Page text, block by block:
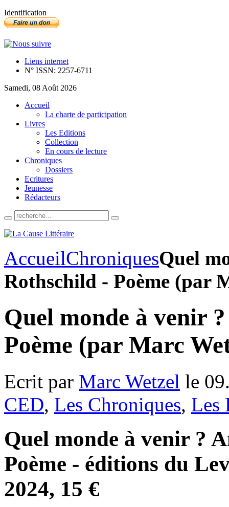
Identification
Liens internet
N° ISSN: 2257-6711
Samedi, 08 Août 2026
Accueil
La charte de participation
Livres
Les Editions
Collection
En cours de lecture
Chroniques
Dossiers
Ecritures
Jeunesse
Rédacteurs
AccueilChroniquesQuel
Rothschild - Poème (par
Quel monde à venir
Poème (par Marc
Ecrit par Marc Wetzel le
CED, Les Chroniques, Les
Quel monde à venir ?
Poème - éditions du
2024, 15 €